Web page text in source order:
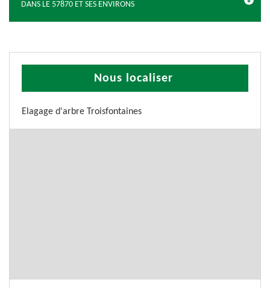
DANS LE 57870 ET SES ENVIRONS
Nous localiser
Elagage d'arbre Troisfontaines